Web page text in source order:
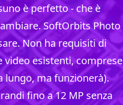
è perfetto - che è
SoftOrbits Photo
Non ha requisiti di
esistenti, comprese
lungo, ma funzionerà).
fino a 12 MP senza